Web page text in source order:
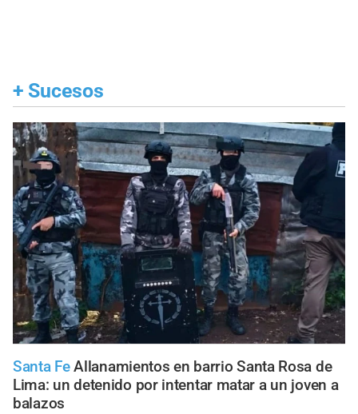
+ Sucesos
Santa Fe Allanamientos en barrio Santa Rosa de
Lima: un detenido por intentar matar a un joven a
balazos